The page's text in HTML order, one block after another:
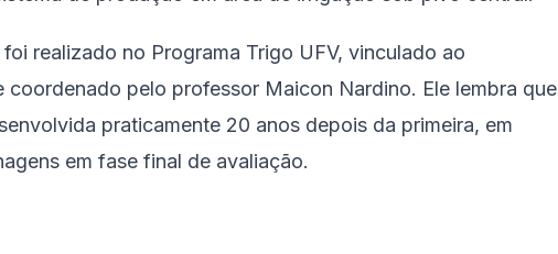
realizado no Programa Trigo UFV, vinculado ao
coordenado pelo professor Maicon Nardino. Ele lembra que
praticamente 20 anos depois da primeira, em
em fase final de avaliação.